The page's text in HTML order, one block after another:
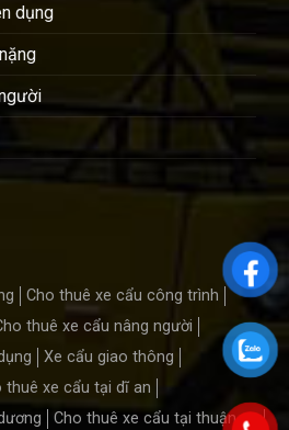
dụng
Cho thuê xe cẩu công trình
thuê xe cẩu nâng người
Xe cẩu giao thông
thuê xe cẩu tại dĩ an
Cho thuê xe cẩu tại thuận an